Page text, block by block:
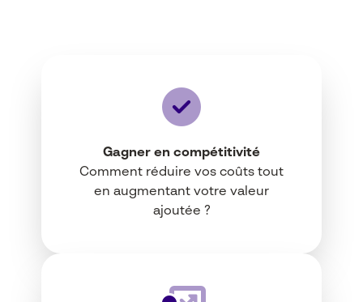
Gagner en compétitivité
Comment réduire vos coûts tout
en augmentant votre valeur
ajoutée ?